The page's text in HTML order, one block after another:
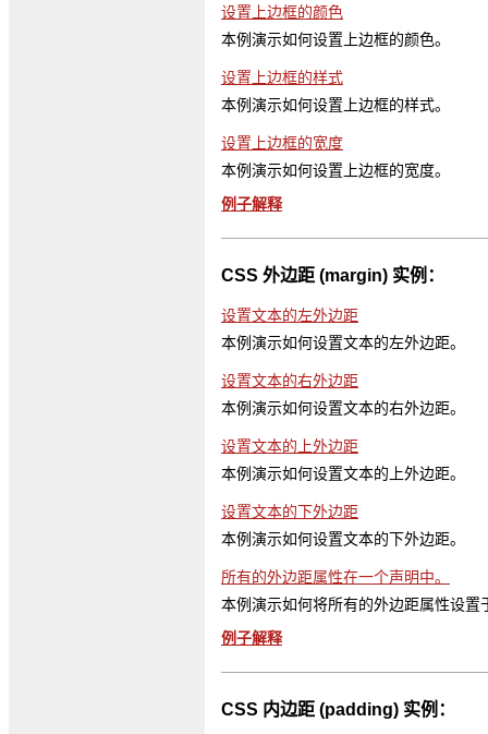
设置上边框的颜色
本例演示如何设置上边框的颜色。
设置上边框的样式
本例演示如何设置上边框的样式。
设置上边框的宽度
本例演示如何设置上边框的宽度。
例子解释
CSS 外边距 (margin) 实例：
设置文本的左外边距
本例演示如何设置文本的左外边距。
设置文本的右外边距
本例演示如何设置文本的右外边距。
设置文本的上外边距
本例演示如何设置文本的上外边距。
设置文本的下外边距
本例演示如何设置文本的下外边距。
所有的外边距属性在一个声明中。
本例演示如何将所有的外边距属性设置
例子解释
CSS 内边距 (padding) 实例：